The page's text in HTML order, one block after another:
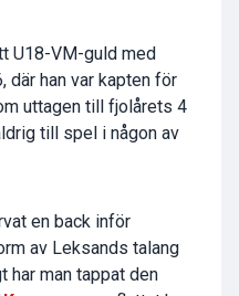
U18-VM-guld med
där han var kapten för
uttagen till fjolårets 4
till spel i någon av
en back inför
av Leksands talang
har man tappat den